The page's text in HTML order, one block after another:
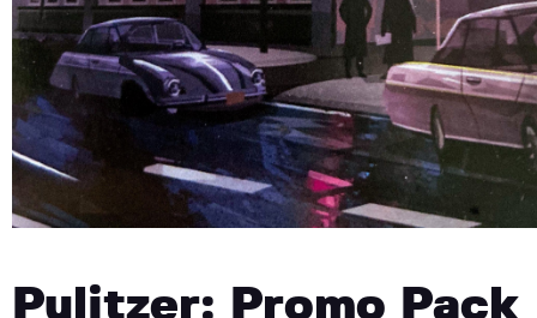
Pulitzer: Promo Pack